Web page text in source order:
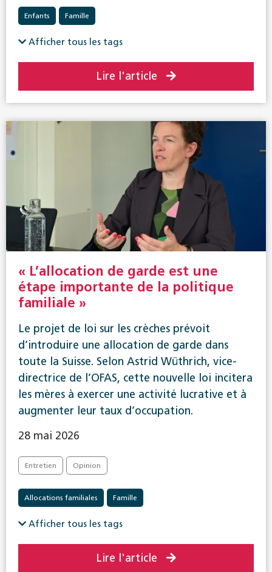
Enfants Famille
Afficher tous les tags
Lire l'article
« L’allocation de garde est une
étape importante de la politique
familiale »
Le projet de loi sur les crèches prévoit
d’introduire une allocation de garde dans
toute la Suisse. Selon Astrid Wüthrich, vice-
directrice de l’OFAS, cette nouvelle loi incitera
les mères à exercer une activité lucrative et à
augmenter leur taux d’occupation.
28 mai 2026
Entretien Opinion
Allocations familiales Famille
Afficher tous les tags
Lire l'article